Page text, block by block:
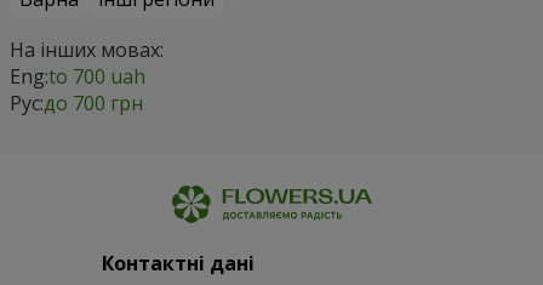
На інших мовах:
Eng:to 700 uah
Рус:до 700 грн
Контактні дані